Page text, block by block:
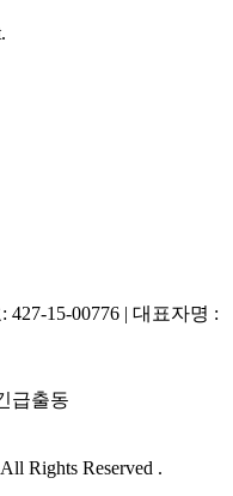
15-00776 | 대표자명 :
급출동
Rights Reserved .